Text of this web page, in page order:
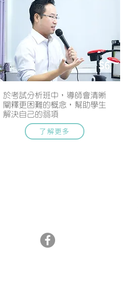
S6
於考試分析班中，導師會清晰
闡釋更困難的概念，幫助學生
解決自己的弱項
了解更多